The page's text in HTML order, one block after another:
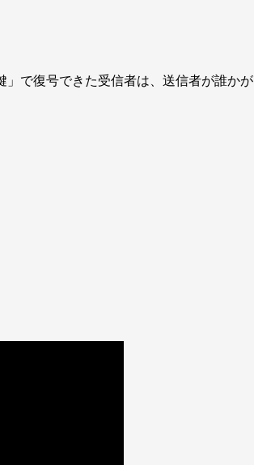
で復号できた受信者は、送信者が誰かが